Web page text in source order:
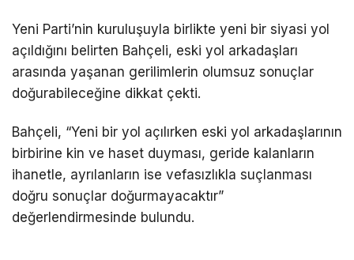
Yeni Parti’nin kuruluşuyla birlikte yeni bir siyasi yol
açıldığını belirten Bahçeli, eski yol arkadaşları
arasında yaşanan gerilimlerin olumsuz sonuçlar
doğurabileceğine dikkat çekti.
Bahçeli, “Yeni bir yol açılırken eski yol arkadaşlarının
birbirine kin ve haset duyması, geride kalanların
ihanetle, ayrılanların ise vefasızlıkla suçlanması
doğru sonuçlar doğurmayacaktır”
değerlendirmesinde bulundu.